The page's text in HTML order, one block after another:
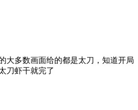
大多数画面给的都是太刀，知道开局
刀虾干就完了